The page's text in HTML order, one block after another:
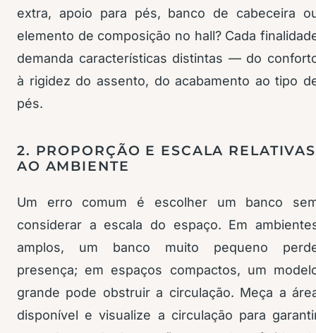
extra, apoio para pés, banco de cabeceira
elemento de composição no hall? Cada
demanda características distintas — do
à rigidez do assento, do acabamento ao tipo
pés.
2. PROPORÇÃO E ESCALA RELATIVAS
AO AMBIENTE
Um erro comum é escolher um banco
considerar a escala do espaço. Em
amplos, um banco muito pequeno
presença; em espaços compactos, um
grande pode obstruir a circulação. Meça a
disponível e visualize a circulação para